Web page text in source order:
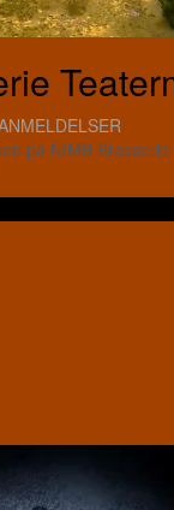
på NIMB